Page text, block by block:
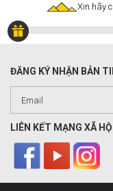
Xin hãy
ĐĂNG KÝ NHẬN BẢN
LIÊN KẾT MẠNG XÃ HỘI